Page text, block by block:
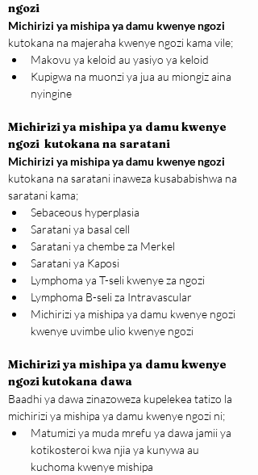
ngozi
Michirizi ya mishipa ya damu kwenye ngozi
kutokana na majeraha kwenye ngozi kama vile;
Makovu ya keloid au yasiyo ya keloid
Kupigwa na muonzi ya jua au miongiz aina
nyingine
Michirizi ya mishipa ya damu kwenye
ngozi kutokana na saratani
Michirizi ya mishipa ya damu kwenye ngozi
kutokana na saratani inaweza kusababishwa na
saratani kama;
Sebaceous hyperplasia
Saratani ya basal cell
Saratani ya chembe za Merkel
Saratani ya Kaposi
Lymphoma ya T-seli kwenye za ngozi
Lymphoma B-seli za Intravascular
Michirizi ya mishipa ya damu kwenye ngozi
kwenye uvimbe ulio kwenye ngozi
Michirizi ya mishipa ya damu kwenye
ngozi kutokana dawa
Baadhi ya dawa zinazoweza kupelekea tatizo la
michirizi ya mishipa ya damu kwenye ngozi ni;
Matumizi ya muda mrefu ya dawa jamii ya
kotikosteroi kwa njia ya kunywa au
kuchoma kwenye mishipa